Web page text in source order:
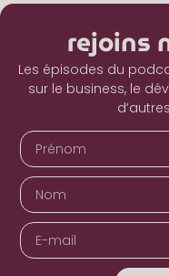
rejoins
Les épisodes du
sur le business, le